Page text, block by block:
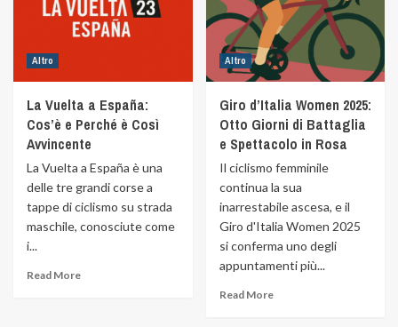
Altro
La Vuelta a España:
Cos’è e Perché è Così
Avvincente
La Vuelta a España è una
delle tre grandi corse a
tappe di ciclismo su strada
maschile, conosciute come
i...
Read More
Altro
Giro d’Italia Women 2025:
Otto Giorni di Battaglia
e Spettacolo in Rosa
Il ciclismo femminile
continua la sua
inarrestabile ascesa, e il
Giro d'Italia Women 2025
si conferma uno degli
appuntamenti più...
Read More